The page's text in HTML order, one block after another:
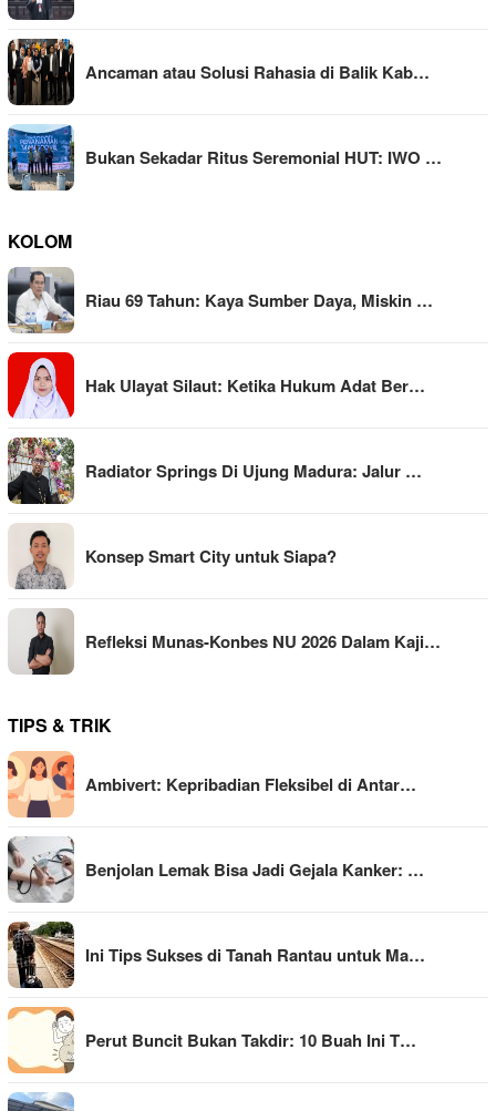
Ancaman atau Solusi Rahasia di Balik Kab…
Bukan Sekadar Ritus Seremonial HUT: IWO …
KOLOM
Riau 69 Tahun: Kaya Sumber Daya, Miskin …
Hak Ulayat Silaut: Ketika Hukum Adat Ber…
Radiator Springs Di Ujung Madura: Jalur …
Konsep Smart City untuk Siapa?
Refleksi Munas-Konbes NU 2026 Dalam Kaji…
TIPS & TRIK
Ambivert: Kepribadian Fleksibel di Antar…
Benjolan Lemak Bisa Jadi Gejala Kanker: …
Ini Tips Sukses di Tanah Rantau untuk Ma…
Perut Buncit Bukan Takdir: 10 Buah Ini T…